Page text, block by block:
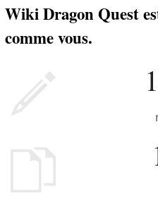
Wiki Dragon Quest
comme vous.